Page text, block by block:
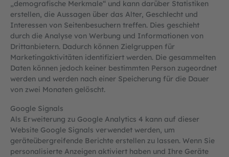
„demografische Merkmale“ und kann darüber Statistiken
erstellen, die Aussagen über das Alter, Geschlecht und
Interessen von Seitenbesuchern treffen. Dies geschieht
durch die Analyse von Werbung und Informationen von
Drittanbietern. Dadurch können Zielgruppen für
Marketingaktivitäten identifiziert werden. Die gesammelten
Daten können jedoch keiner bestimmten Person zugeordnet
werden und werden nach einer Speicherung für die Dauer
von zwei Monaten gelöscht.
Google Signals
Als Erweiterung zu Google Analytics 4 kann auf dieser
Website Google Signals verwendet werden, um
geräteübergreifende Berichte erstellen zu lassen. Wenn Sie
personalisierte Anzeigen aktiviert haben und Ihre Geräte